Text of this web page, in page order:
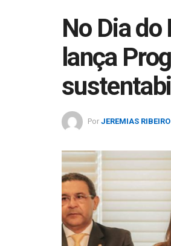
No Dia
lança
Por JEREMIAS RIBEIRO